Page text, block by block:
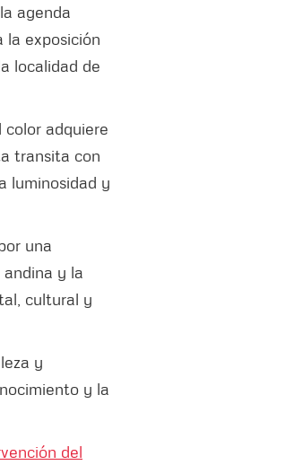
agenda
la exposición
localidad de
color adquiere
transita con
luminosidad y
una
y la
cultural y
y
y la
del